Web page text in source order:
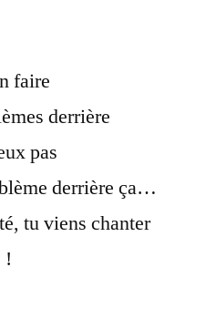
faire
derrière
pas
derrière ça…
tu viens chanter
!